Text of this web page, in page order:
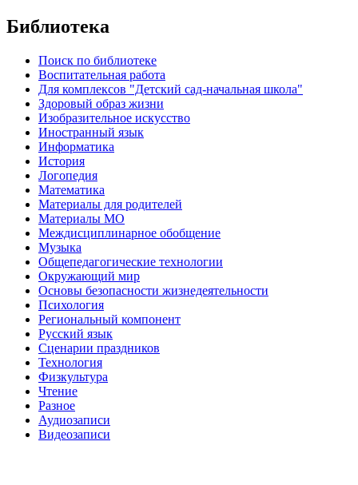
Библиотека
Поиск по библиотеке
Воспитательная работа
Для комплексов "Детский сад-начальная школа"
Здоровый образ жизни
Изобразительное искусство
Иностранный язык
Информатика
История
Логопедия
Математика
Материалы для родителей
Материалы МО
Междисциплинарное обобщение
Музыка
Общепедагогические технологии
Окружающий мир
Основы безопасности жизнедеятельности
Психология
Региональный компонент
Русский язык
Сценарии праздников
Технология
Физкультура
Чтение
Разное
Аудиозаписи
Видеозаписи